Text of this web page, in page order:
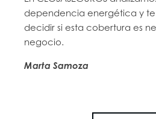
dependencia energética y
decidir si esta cobertura es
negocio.
Marta Samoza